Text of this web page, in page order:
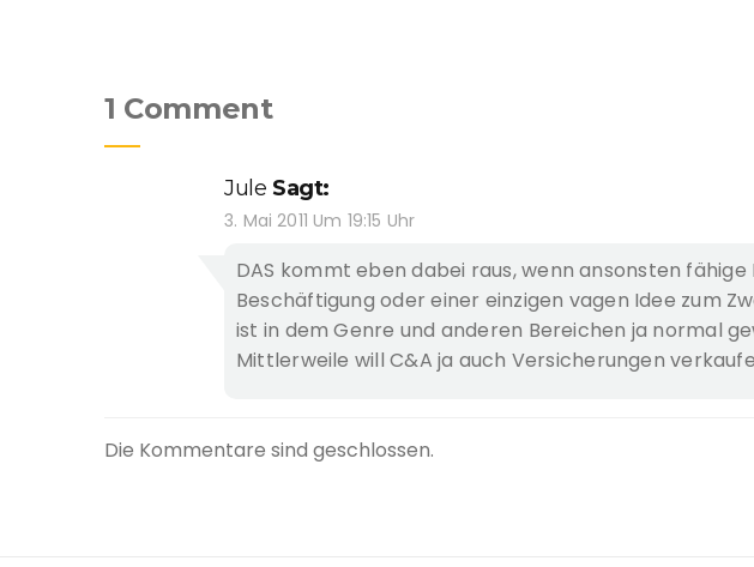
1 Comment
Jule Sagt:
3. Mai 2011 Um 19:15 Uhr
DAS kommt eben dabei raus, wenn ansonsten fähige
Beschäftigung oder einer einzigen vagen Idee zum
ist in dem Genre und anderen Bereichen ja normal
Mittlerweile will C&A ja auch Versicherungen
Die Kommentare sind geschlossen.